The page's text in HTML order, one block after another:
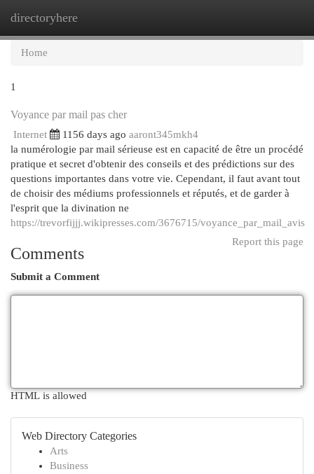
directoryhere
Home
1
Voyance par mail pas cher
Internet 1156 days ago aaront345mkh4
la numérologie par mail sérieuse est en capacité de être un procédé
pratique et secret d'obtenir des conseils et des prédictions sur des
questions importantes dans votre vie. Cependant, il faut avant tout
de choisir des médiums professionnels et réputés, et de garder à
l'esprit que la divination ne
https://trevorfijjj.wikipresses.com/3676715/voyance_par_mail_avis
Report this page
Comments
Submit a Comment
HTML is allowed
Web Directory Categories
Arts
Business